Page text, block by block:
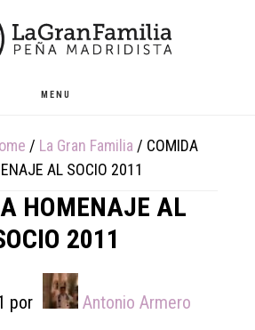
MENU
/ La Gran Familia / COMIDA
AL SOCIO 2011
HOMENAJE AL
2011
por Antonio Armero